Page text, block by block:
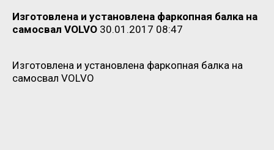
Изготовлена и установлена фаркопная балка на
самосвал VOLVO 30.01.2017 08:47
Изготовлена и установлена фаркопная балка на
самосвал VOLVO